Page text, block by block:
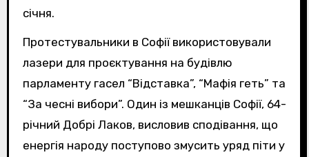
січня.
Протестувальники в Софії використовували
лазери для проєктування на будівлю
парламенту гасел “Відставка”, “Мафія геть” та
“За чесні вибори”. Один із мешканців Софії, 64-
річний Добрі Лаков, висловив сподівання, що
енергія народу поступово змусить уряд піти у